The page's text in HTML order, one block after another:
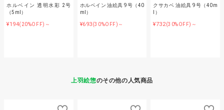
ホルベイン 透明水彩 2号
（5ml）
¥194(20%OFF)～
ホルベイン 油絵具 9号（40
ml）
¥693(30%OFF)～
クサカベ 油絵具 9号（40m
l）
¥732(30%OFF)～
上羽絵惣のその他の人気商品